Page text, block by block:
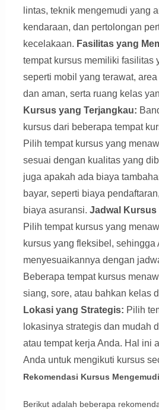
lintas, teknik mengemudi yang
kendaraan, dan pertolongan
kecelakaan. Fasilitas yang
tempat kursus memiliki fasilitas
seperti mobil yang terawat,
dan aman, serta ruang kelas
Kursus yang Terjangkau:
kursus dari beberapa tempat
Pilih tempat kursus yang
sesuai dengan kualitas yang
juga apakah ada biaya
bayar, seperti biaya
biaya asuransi. Jadwal Kursus
Pilih tempat kursus yang
kursus yang fleksibel, sehingga
menyesuaikannya dengan
Beberapa tempat kursus
siang, sore, atau bahkan kelas
Lokasi yang Strategis: Pilih
lokasinya strategis dan mudah
atau tempat kerja Anda. Hal ini
Anda untuk mengikuti kursus
Rekomendasi Kursus
Berikut adalah beberapa